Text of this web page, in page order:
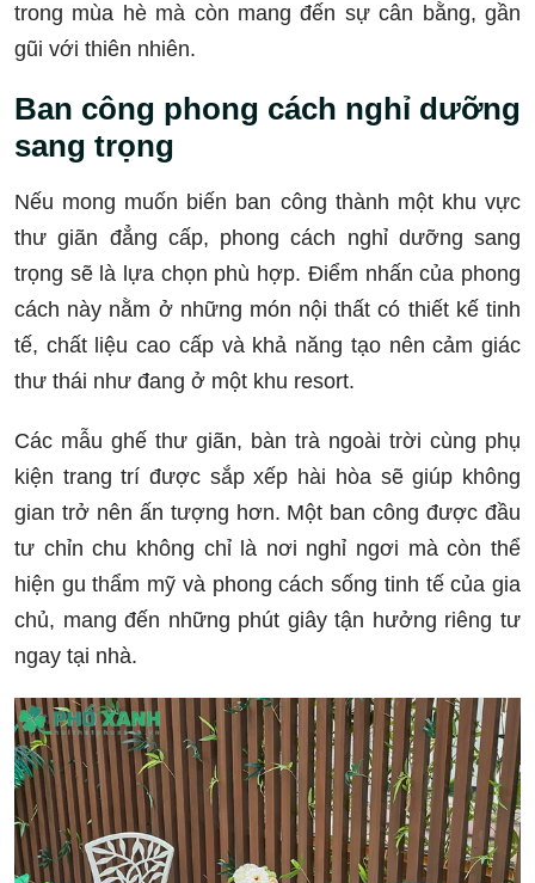
trong mùa hè mà còn mang đến sự cân bằng, gần
gũi với thiên nhiên.
Ban công phong cách nghỉ dưỡng
sang trọng
Nếu mong muốn biến ban công thành một khu vực
thư giãn đẳng cấp, phong cách nghỉ dưỡng sang
trọng sẽ là lựa chọn phù hợp. Điểm nhấn của phong
cách này nằm ở những món nội thất có thiết kế tinh
tế, chất liệu cao cấp và khả năng tạo nên cảm giác
thư thái như đang ở một khu resort.
Các mẫu ghế thư giãn, bàn trà ngoài trời cùng phụ
kiện trang trí được sắp xếp hài hòa sẽ giúp không
gian trở nên ấn tượng hơn. Một ban công được đầu
tư chỉn chu không chỉ là nơi nghỉ ngơi mà còn thể
hiện gu thẩm mỹ và phong cách sống tinh tế của gia
chủ, mang đến những phút giây tận hưởng riêng tư
ngay tại nhà.